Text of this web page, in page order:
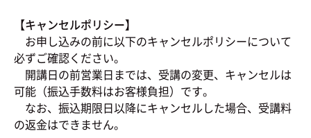
【キャンセルポリシー】
お申し込みの前に以下のキャンセルポリシーについて
必ずご確認ください。
開講日の前営業日までは、受講の変更、キャンセルは
可能（振込手数料はお客様負担）です。
なお、振込期限日以降にキャンセルした場合、受講料
の返金はできません。